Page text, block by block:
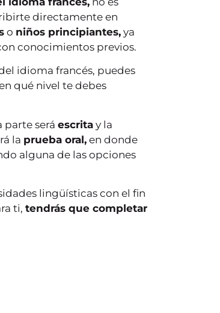
directamente en
o niños principiantes,ya
conocimientos previos.
idioma francés, puedes
qué nivel te debes
será escritay la
la prueba oral,en donde
alguna de las opciones
lingüísticas con el fin
ti, tendrás que completar